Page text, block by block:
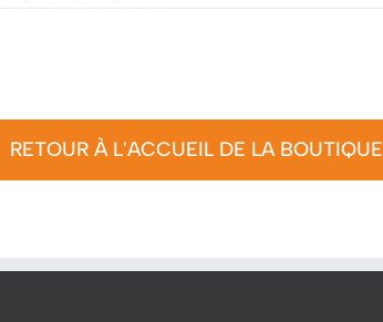
RETOUR À L'ACCUEIL DE LA BOUTIQUE